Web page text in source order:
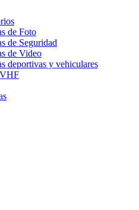
de Foto
de Seguridad
de Video
deportivas y vehiculares